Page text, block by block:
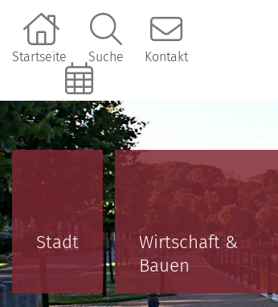
Startseite Suche Kontakt
Online-Terminbuchung
Stadt
Wirtschaft &
Bauen